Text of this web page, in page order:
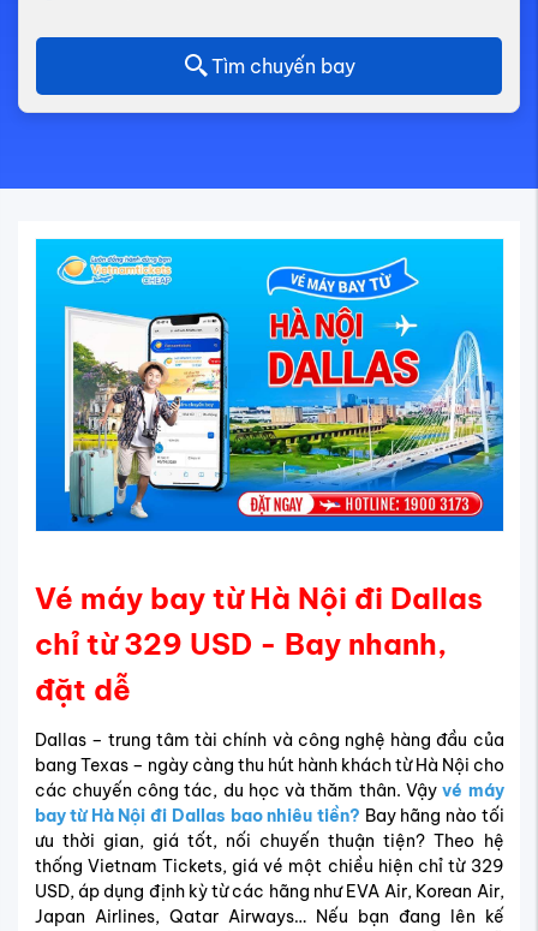
Tìm chuyến bay
Vé máy bay từ Hà Nội đi Dallas
chỉ từ 329 USD - Bay nhanh,
đặt dễ
Dallas – trung tâm tài chính và công nghệ hàng đầu của
bang Texas – ngày càng thu hút hành khách từ Hà Nội cho
các chuyến công tác, du học và thăm thân. Vậyvé máy
bay từ Hà Nội đi Dallas bao nhiêu tiền? Bay hãng nào tối
ưu thời gian, giá tốt, nối chuyến thuận tiện? Theo hệ
thống Vietnam Tickets, giá vé một chiều hiện chỉ từ 329
USD, áp dụng định kỳ từ các hãng như EVA Air, Korean Air,
Japan Airlines, Qatar Airways… Nếu bạn đang lên kế